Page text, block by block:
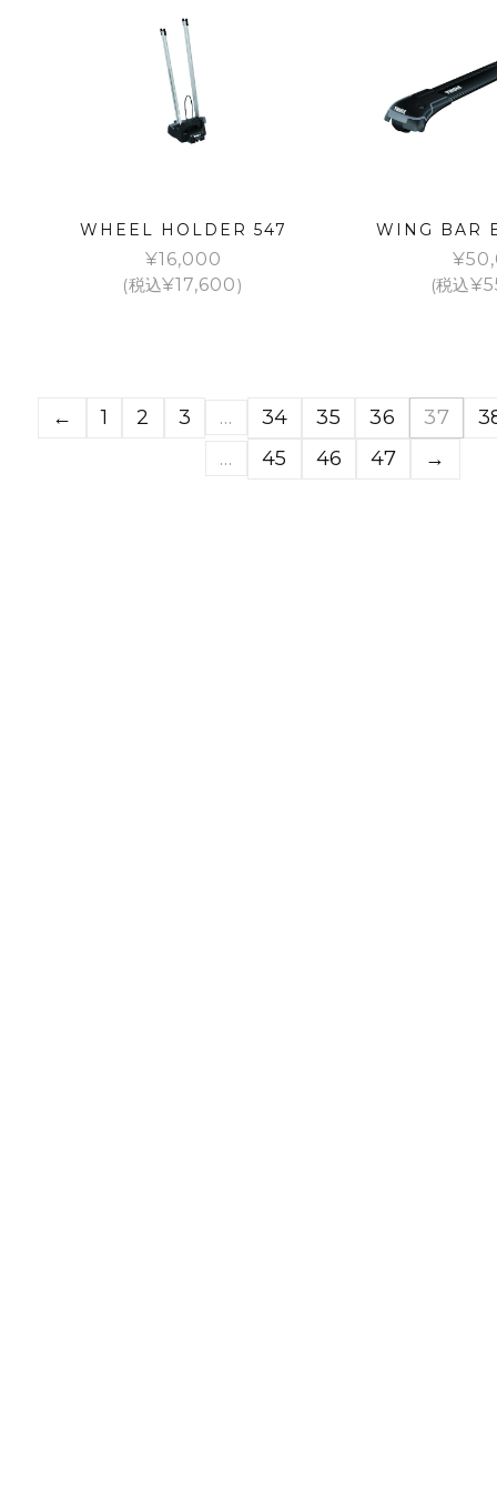
WHEEL HOLDER 547
¥16,000
(税込¥17,600)
WING BAR
¥
(税込¥
← 1 2 3 … 34 35 36 37
…
45 46 47 →